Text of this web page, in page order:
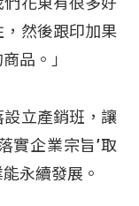
然後跟印加果
品。」
立產銷班，讓
實企業宗旨’取
永續發展。